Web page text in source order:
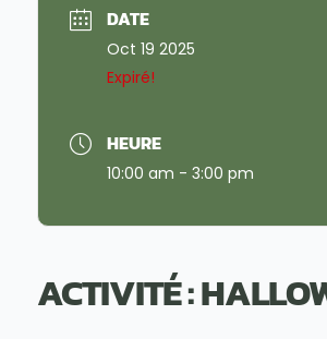
DATE
Oct 19 2025
Expiré!
HEURE
10:00 am - 3:00 pm
ACTIVITÉ :